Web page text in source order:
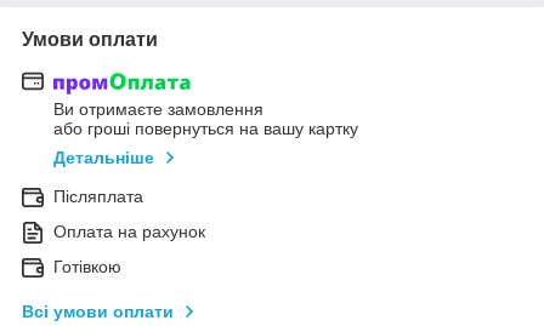
Умови оплати
Ви отримаєте замовлення
або гроші повернуться на вашу картку
Детальніше
Післяплата
Оплата на рахунок
Готівкою
Всі умови оплати